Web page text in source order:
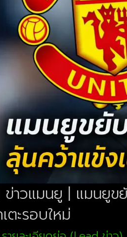
ข่าวแมนยู | แมนยูข
ตะรอบใหม่